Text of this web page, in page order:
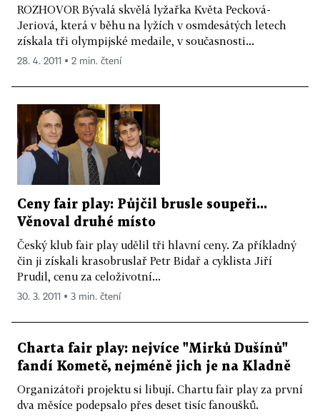
ROZHOVOR Bývalá skvělá lyžařka Květa Pecková-
Jeriová, která v běhu na lyžích v osmdesátých letech
získala tři olympijské medaile, v současnosti...
28. 4. 2011 ▪ 2 min. čtení
Ceny fair play: Půjčil brusle soupeři...
Věnoval druhé místo
Český klub fair play udělil tři hlavní ceny. Za příkladný
čin ji získali krasobruslař Petr Bidař a cyklista Jiří
Prudil, cenu za celoživotní...
30. 3. 2011 ▪ 3 min. čtení
Charta fair play: nejvíce "Mirků Dušínů"
fandí Kometě, nejméně jich je na Kladně
Organizátoři projektu si libují. Chartu fair play za první
dva měsíce podepsalo přes deset tisíc fanoušků.